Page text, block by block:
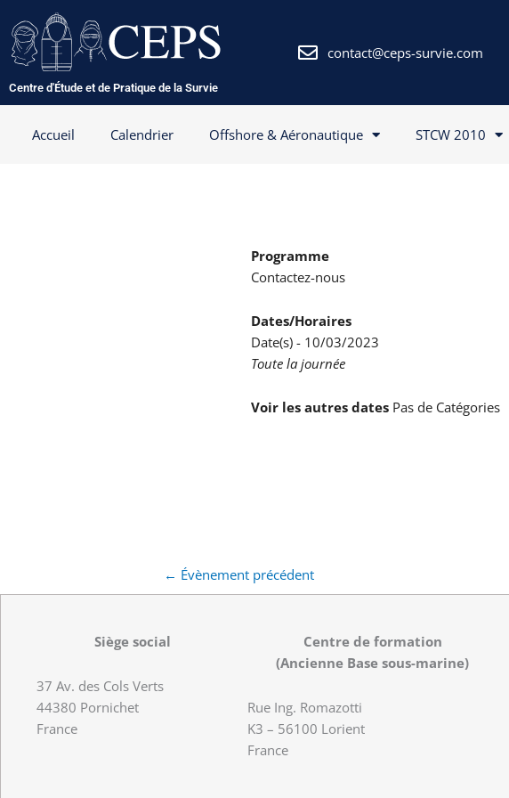
au
contenu
Centre d'Étude et de Pratique de la Survie
contact@ceps-survie.com
Accueil Calendrier Offshore & Aéronautique STCW 2010
Programme
Contactez-nous
Dates/Horaires
Date(s) - 10/03/2023
Toute la journée
Voir les autres dates Pas de Catégories
← Évènement précédent
Siège social
37 Av. des Cols Verts
44380 Pornichet
France
Centre de formation
(Ancienne Base sous-marine)
Rue Ing. Romazotti
K3 – 56100 Lorient
France